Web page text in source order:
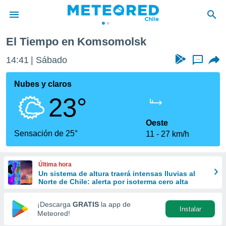
de
por
que se
calidad.
a este
las
y
forma
digital
basada
El Tiempo en Komsomolsk
14:41 Sábado ...
Nubes y claros
23°
Sensación de 25°
Oeste
11
27 km/h
Última hora
Un sistema de altura traerá intensas lluvias al
Norte de Chile: alerta por isoterma cero alta
¡Descarga GRATIS la app de
Meteored!
Instalar